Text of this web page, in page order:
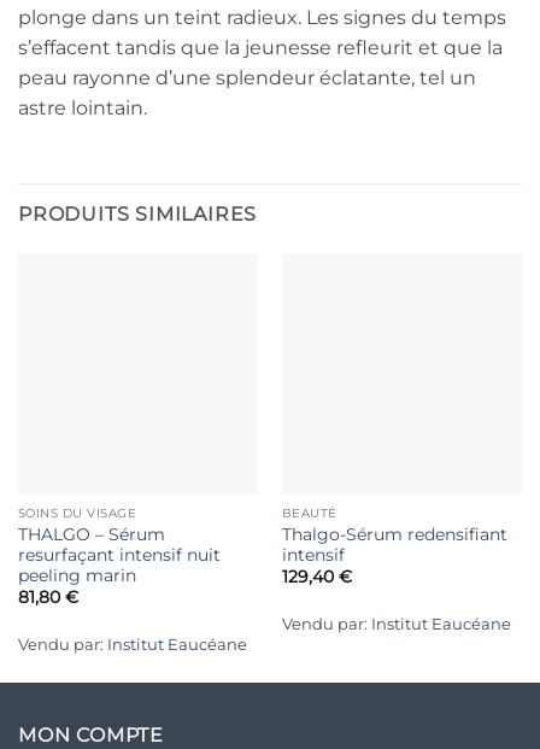
plonge dans un teint radieux. Les signes du temps
s’effacent tandis que la jeunesse refleurit et que la
peau rayonne d’une splendeur éclatante, tel un
astre lointain.
PRODUITS SIMILAIRES
SOINS DU VISAGE
THALGO – Sérum
resurfaçant intensif nuit
peeling marin
81,80 €
Vendu par: Institut Eaucéane
BEAUTÉ
Thalgo-Sérum redensifiant
intensif
129,40 €
Vendu par: Institut Eaucéane
MON COMPTE